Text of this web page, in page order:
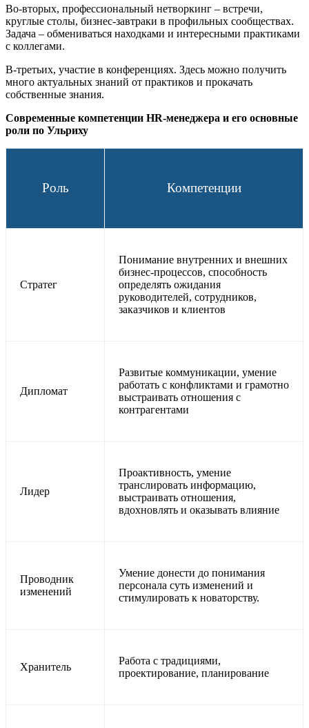
Во-вторых, профессиональный нетворкинг – встречи,
круглые столы, бизнес-завтраки в профильных сообществах.
Задача – обмениваться находками и интересными практиками
с коллегами.
В-третьих, участие в конференциях. Здесь можно получить
много актуальных знаний от практиков и прокачать
собственные знания.
Современные компетенции HR-менеджера и его основные
роли по Ульриху
Роль Компетенции
Стратег
Понимание внутренних и внешних
бизнес-процессов, способность
определять ожидания
руководителей, сотрудников,
заказчиков и клиентов
Дипломат
Развитые коммуникации, умение
работать с конфликтами и грамотно
выстраивать отношения с
контрагентами
Лидер
Проактивность, умение
транслировать информацию,
выстраивать отношения,
вдохновлять и оказывать влияние
Проводник
изменений
Умение донести до понимания
персонала суть изменений и
стимулировать к новаторству.
Хранитель
Работа с традициями,
проектирование, планирование